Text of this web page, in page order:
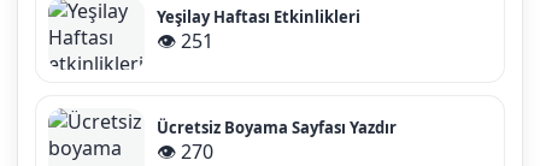
Yeşilay Haftası Etkinlikleri
👁️ 251
Ücretsiz Boyama Sayfası Yazdır
👁️ 270